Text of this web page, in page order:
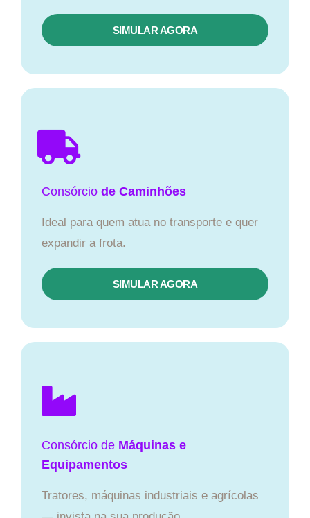
SIMULAR AGORA
Consórcio de Caminhões
Ideal para quem atua no transporte e quer
expandir a frota.
SIMULAR AGORA
Consórcio de Máquinas e
Equipamentos
Tratores, máquinas industriais e agrícolas